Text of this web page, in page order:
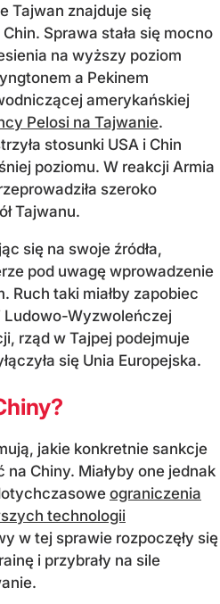
Tajwan znajduje się
Sprawa stała się mocno
na wyższy poziom
a Pekinem
amerykańskiej
Pelosi na Tajwanie.
stosunki USA i Chin
poziomu. W reakcji Armia
szeroko
Tajwanu.
się na swoje źródła,
pod uwagę wprowadzenie
Ruch taki miałby zapobiec
Ludowo-Wyzwoleńczej
rząd w Tajpej podejmuje
się Unia Europejska.
jakie konkretnie sankcje
Chiny. Miałyby one jednak
ograniczenia
technologii
w tej sprawie rozpoczęły się
i przybrały na sile